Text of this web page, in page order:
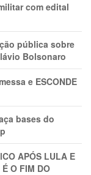
com edital
pública sobre
Bolsonaro
e ESCONDE
bases do
APÓS LULA E
O FIM DO